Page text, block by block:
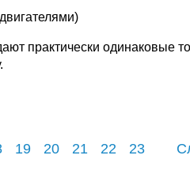
практически одинаковые
19 20 21 22
23